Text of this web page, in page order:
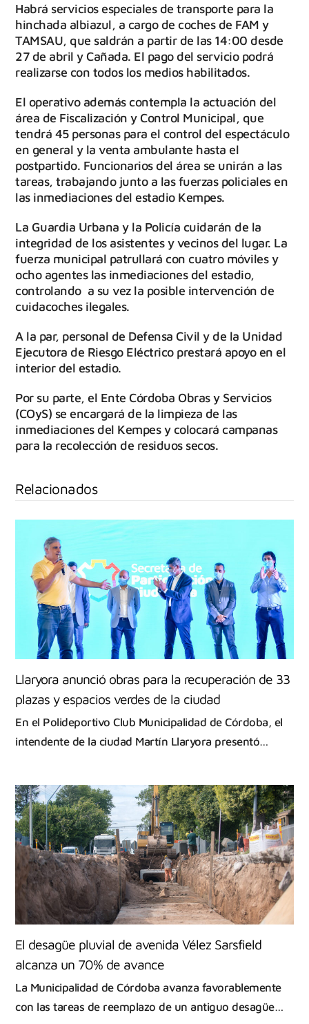
Habrá servicios especiales de transporte para la
hinchada albiazul, a cargo de coches de FAM y
TAMSAU, que saldrán a partir de las 14:00 desde
27 de abril y Cañada. El pago del servicio podrá
realizarse con todos los medios habilitados.
El operativo además contempla la actuación del
área de Fiscalización y Control Municipal, que
tendrá 45 personas para el control del espectáculo
en general y la venta ambulante hasta el
postpartido. Funcionarios del área se unirán a las
tareas, trabajando junto a las fuerzas policiales en
las inmediaciones del estadio Kempes.
La Guardia Urbana y la Policía cuidarán de la
integridad de los asistentes y vecinos del lugar. La
fuerza municipal patrullará con cuatro móviles y
ocho agentes las inmediaciones del estadio,
controlando a su vez la posible intervención de
cuidacoches ilegales.
A la par, personal de Defensa Civil y de la Unidad
Ejecutora de Riesgo Eléctrico prestará apoyo en el
interior del estadio.
Por su parte, el Ente Córdoba Obras y Servicios
(COyS) se encargará de la limpieza de las
inmediaciones del Kempes y colocará campanas
para la recolección de residuos secos.
Relacionados
Llaryora anunció obras para la recuperación de 33
plazas y espacios verdes de la ciudad
En el Polideportivo Club Municipalidad de Córdoba, el
intendente de la ciudad Martín Llaryora presentó…
El desagüe pluvial de avenida Vélez Sarsfield
alcanza un 70% de avance
La Municipalidad de Córdoba avanza favorablemente
con las tareas de reemplazo de un antiguo desagüe…